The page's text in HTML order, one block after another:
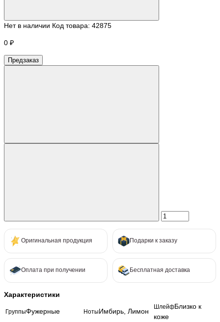
Нет в наличии Код товара: 42875
0 ₽
Предзаказ
Оригинальная продукция Подарки к заказу
Оплата при получении Бесплатная доставка
Характеристики
ГруппыФужерные НотыИмбирь, Лимон
ШлейфБлизко к
коже